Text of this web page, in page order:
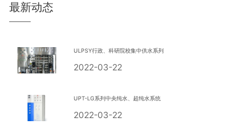
最新动态
ULPSY行政、科研院校集中供水系列
2022-03-22
UPT-LG系列中央纯水、超纯水系统
2022-03-22